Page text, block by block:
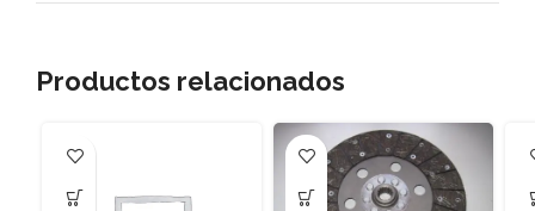
Productos relacionados